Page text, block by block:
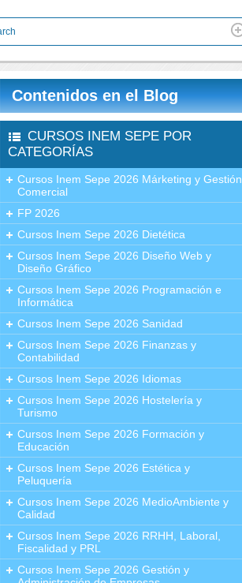
Contenidos en el Blog
CURSOS INEM SEPE POR
CATEGORÍAS
Cursos Inem Sepe 2026 Márketing y Gestión
Comercial
FP 2026
Cursos Inem Sepe 2026 Dietética
Cursos Inem Sepe 2026 Diseño Web y
Diseño Gráfico
Cursos Inem Sepe 2026 Programación e
Informática
Cursos Inem Sepe 2026 Sanidad
Cursos Inem Sepe 2026 Finanzas y
Contabilidad
Cursos Inem Sepe 2026 Idiomas
Cursos Inem Sepe 2026 Hostelería y
Turismo
Cursos Inem Sepe 2026 Formación y
Educación
Cursos Inem Sepe 2026 Estética y
Peluquería
Cursos Inem Sepe 2026 MedioAmbiente y
Calidad
Cursos Inem Sepe 2026 RRHH, Laboral,
Fiscalidad y PRL
Cursos Inem Sepe 2026 Gestión y